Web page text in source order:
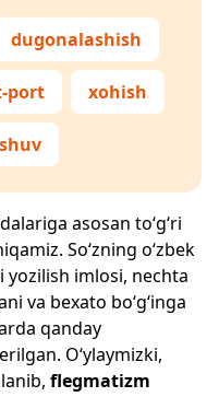
dugonalashish
port xohish
asosan to‘g‘ri
So‘zning o‘zbek
yozilish imlosi, nechta
va bexato bo‘g‘inga
qanday
O‘ylaymizki,
flegmatizm